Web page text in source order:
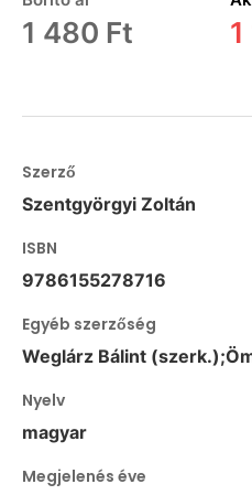
1 480 Ft
Szerző
Szentgyörgyi Zoltán
ISBN
9786155278716
Egyéb szerzőség
Weglárz Bálint
Nyelv
magyar
Megjelenés éve